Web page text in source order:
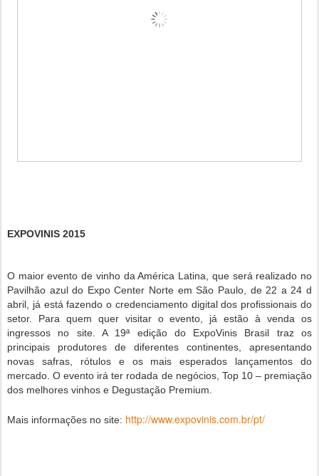
EXPOVINIS 2015
O maior evento de vinho da América Latina, que será realizado no
Pavilhão azul do Expo Center Norte em São Paulo, de 22 a 24 d
abril, já está fazendo o credenciamento digital dos profissionais do
setor. Para quem quer visitar o evento, já estão à venda os
ingressos no site. A 19ª edição do ExpoVinis Brasil traz os
principais produtores de diferentes continentes, apresentando
novas safras, rótulos e os mais esperados lançamentos do
mercado. O evento irá ter rodada de negócios, Top 10 – premiação
dos melhores vinhos e Degustação Premium.
Mais informações no site: http://www.expovinis.com.br/pt/